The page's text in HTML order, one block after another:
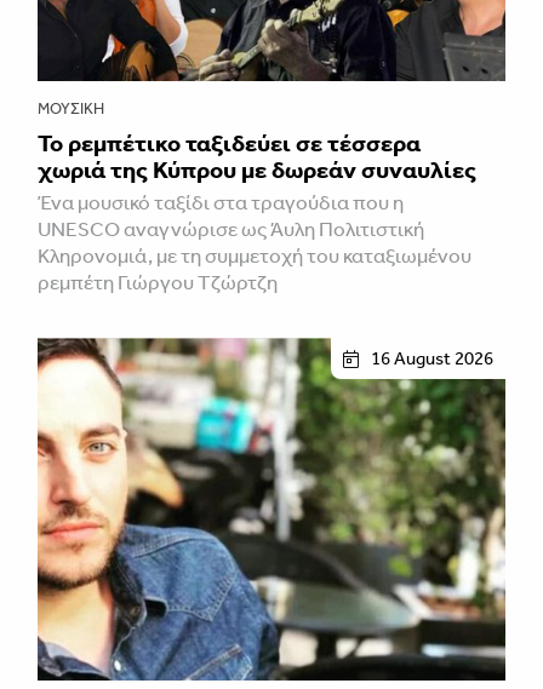
ΜΟΥΣΙΚΉ
Το ρεμπέτικο ταξιδεύει σε τέσσερα
χωριά της Κύπρου με δωρεάν συναυλίες
Ένα μουσικό ταξίδι στα τραγούδια που η
UNESCO αναγνώρισε ως Άυλη Πολιτιστική
Κληρονομιά, με τη συμμετοχή του καταξιωμένου
ρεμπέτη Γιώργου Τζώρτζη
16 August 2026